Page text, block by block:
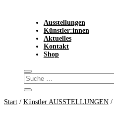
Ausstellungen
Künstler:innen
Aktuelles
Kontakt
Shop
Start / Künstler AUSSTELLUNGEN /